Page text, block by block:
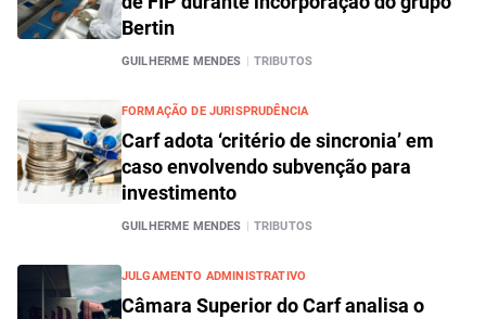
Bertin
GUILHERME MENDES | TRIBUTOS
FORMAÇÃO DE JURISPRUDÊNCIA
Carf adota ‘critério de sincronia’ em
caso envolvendo subvenção para
investimento
GUILHERME MENDES | TRIBUTOS
JULGAMENTO ADMINISTRATIVO
Câmara Superior do Carf analisa o